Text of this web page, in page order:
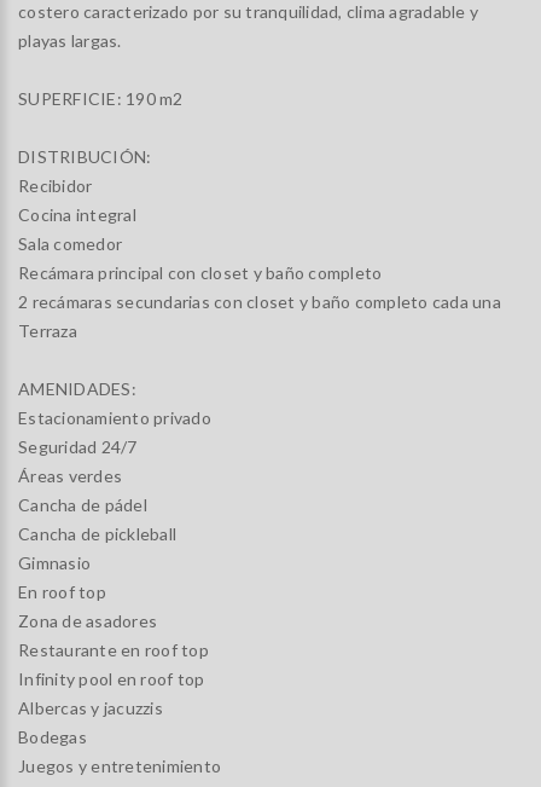
costero caracterizado por su tranquilidad, clima agradable y
playas largas.
SUPERFICIE: 190 m2
DISTRIBUCIÓN:
Recibidor
Cocina integral
Sala comedor
Recámara principal con closet y baño completo
2 recámaras secundarias con closet y baño completo cada una
Terraza
AMENIDADES:
Estacionamiento privado
Seguridad 24/7
Áreas verdes
Cancha de pádel
Cancha de pickleball
Gimnasio
En roof top
Zona de asadores
Restaurante en roof top
Infinity pool en roof top
Albercas y jacuzzis
Bodegas
Juegos y entretenimiento